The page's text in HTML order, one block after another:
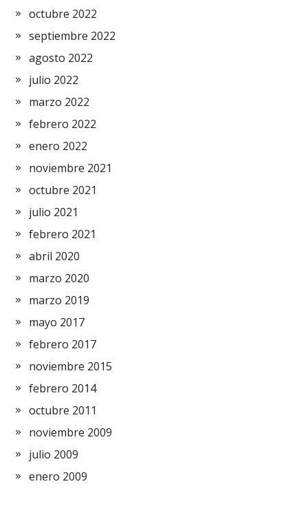
octubre 2022
septiembre 2022
agosto 2022
julio 2022
marzo 2022
febrero 2022
enero 2022
noviembre 2021
octubre 2021
julio 2021
febrero 2021
abril 2020
marzo 2020
marzo 2019
mayo 2017
febrero 2017
noviembre 2015
febrero 2014
octubre 2011
noviembre 2009
julio 2009
enero 2009